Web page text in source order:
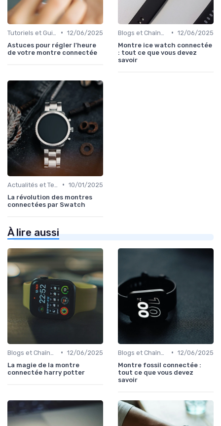
• 12/06/2025
Astuces pour régler l'heure
de votre montre connectée
• 12/06/2025
Montre ice watch connectée
: tout ce que vous devez
savoir
• 10/01/2025
La révolution des montres
connectées par Swatch
À lire aussi
• 12/06/2025
La magie de la montre
connectée harry potter
• 12/06/2025
Montre fossil connectée :
tout ce que vous devez
savoir